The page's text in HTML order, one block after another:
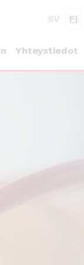
SV FI
Yhteystiedot